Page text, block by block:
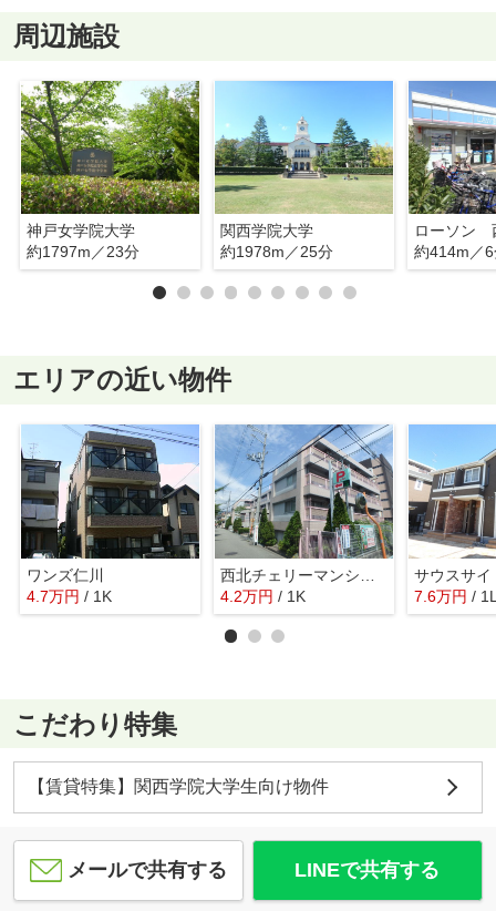
周辺施設
神戸女学院大学
約1797m／23分
関西学院大学
約1978m／25分
約414m／
エリアの近い物件
ワンズ仁川
4.7万円 / 1K
4.2万円 / 1K
サウスサイ
7.6万円 /
こだわり特集
【賃貸特集】関西学院大学生向け物件
メールで共有する LINEで共有する